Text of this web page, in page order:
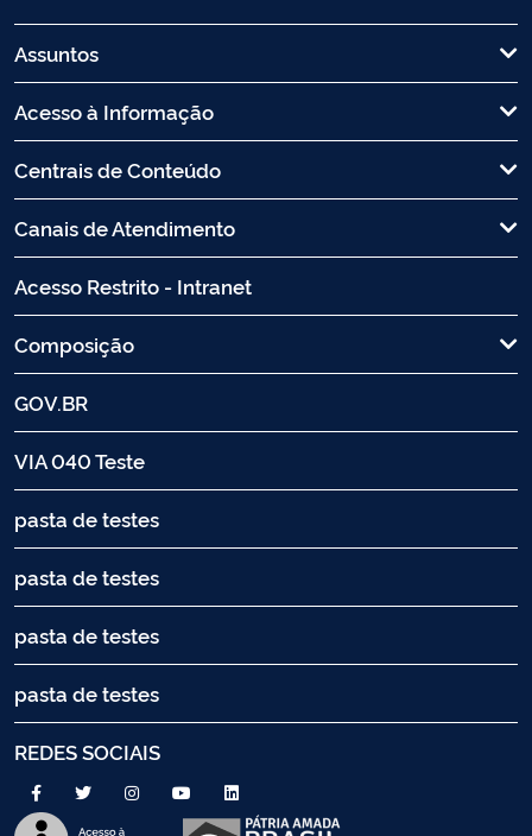
Assuntos
Acesso à Informação
Centrais de Conteúdo
Canais de Atendimento
Acesso Restrito - Intranet
Composição
GOV.BR
VIA 040 Teste
pasta de testes
pasta de testes
pasta de testes
pasta de testes
REDES SOCIAIS